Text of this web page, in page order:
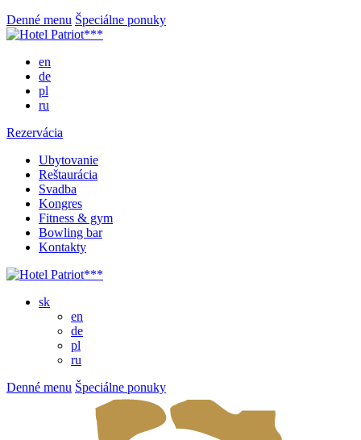
Denné menu Špeciálne ponuky
en
de
pl
ru
Rezervácia
Ubytovanie
Reštaurácia
Svadba
Kongres
Fitness & gym
Bowling bar
Kontakty
sk
en
de
pl
ru
Denné menu Špeciálne ponuky